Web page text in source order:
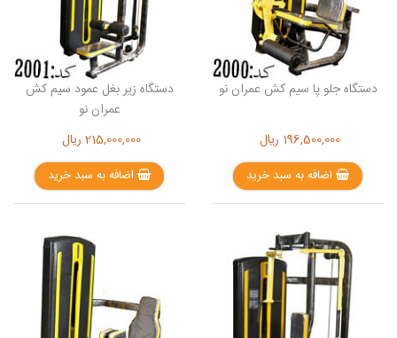
دستگاه جلو پا سیم کش عمران نو
196,500,000 ریال
اضافه به سبد خرید
دستگاه زیر بغل عمود سیم کش
عمران نو
215,000,000 ریال
اضافه به سبد خرید